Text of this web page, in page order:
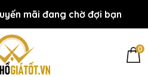
đến với Đồnghồgiátốt.vn!
mãi đang chờ đợi bạn
0